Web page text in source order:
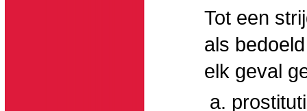
Tot een
als
elk geval